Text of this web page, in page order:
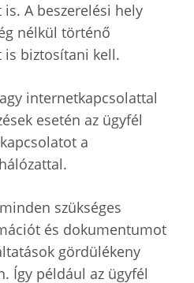
A beszerelési hely
nélkül történő
is biztosítani kell.
internetkapcsolattal
esetén az ügyfél
a
szükséges
és dokumentumot
gördülékeny
Így például az ügyfél